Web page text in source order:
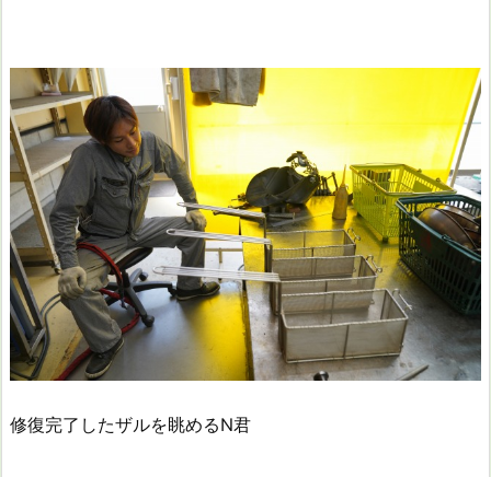
修復完了したザルを眺めるN君